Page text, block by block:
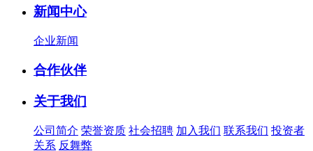
新闻中心
企业新闻
合作伙伴
关于我们
公司简介 荣誉资质 社会招聘 加入我们 联系我们 投资者
关系 反舞弊